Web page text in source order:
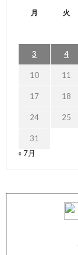
月 火
3 4
10 11
17 18
24 25
31
« 7月